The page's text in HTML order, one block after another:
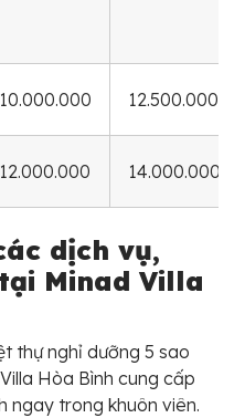
10.000.000 12.500.000
12.000.000 14.000.000
dịch vụ,
Minad Villa
thự nghỉ dưỡng 5 sao
Hòa Bình cung cấp
ngay trong khuôn viên.